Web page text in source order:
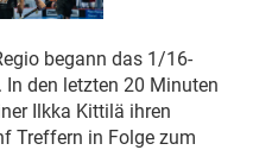
begann das 1/16-
den letzten 20 Minuten
Ilkka Kittilä ihren
Treffern in Folge zum